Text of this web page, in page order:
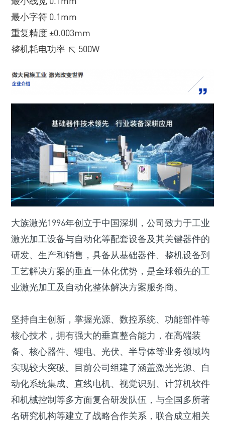
最小字符 0.1mm
重复精度 ±0.003mm
整机耗电功率 ≤ 500W
大族激光1996年创立于中国深圳，公司致力于工业
激光加工设备与自动化等配套设备及其关键器件的
研发、生产和销售，具备从基础器件、整机设备到
工艺解决方案的垂直一体化优势，是全球领先的工
业激光加工及自动化整体解决方案服务商。
坚持自主创新，掌握光源、数控系统、功能部件等
核心技术，拥有强大的垂直整合能力，在高端装
备、核心器件、锂电、光伏、半导体等业务领域均
实现较大突破。目前公司组建了涵盖激光光源、自
动化系统集成、直线电机、视觉识别、计算机软件
和机械控制等多方面复合研发队伍，与全国多所著
名研究机构等建立了战略合作关系，联合成立相关